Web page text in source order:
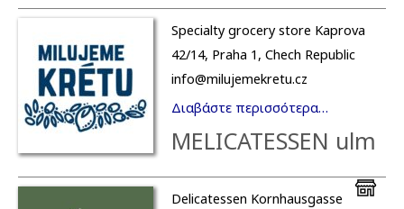
Specialty grocery store Kaprova
42/14, Praha 1, Chech Republic
info@milujemekretu.cz
Διαβάστε περισσότερα…
MELICATESSEN ulm
Delicatessen Kornhausgasse